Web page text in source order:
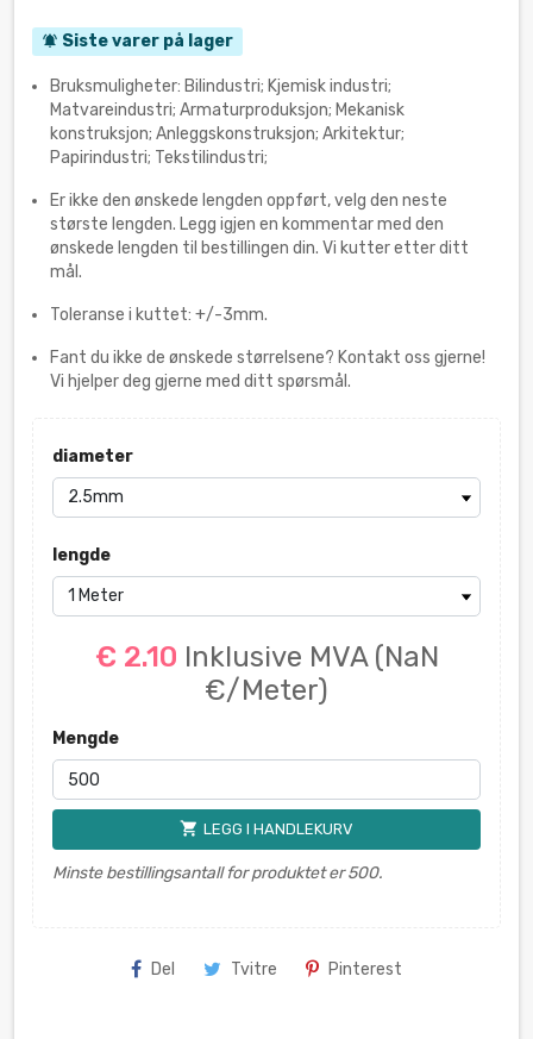
notifications_active Siste varer på lager
Bruksmuligheter: Bilindustri; Kjemisk industri;
Matvareindustri; Armaturproduksjon; Mekanisk
konstruksjon; Anleggskonstruksjon; Arkitektur;
Papirindustri; Tekstilindustri;
Er ikke den ønskede lengden oppført, velg den neste
største lengden. Legg igjen en kommentar med den
ønskede lengden til bestillingen din. Vi kutter etter ditt
mål.
Toleranse i kuttet: +/-3mm.
Fant du ikke de ønskede størrelsene? Kontakt oss gjerne!
Vi hjelper deg gjerne med ditt spørsmål.
diameter
lengde
€ 2.10 Inklusive MVA (NaN
€/Meter)
Mengde
shopping_cart LEGG I HANDLEKURV
Minste bestillingsantall for produktet er 500.
Del Tvitre Pinterest